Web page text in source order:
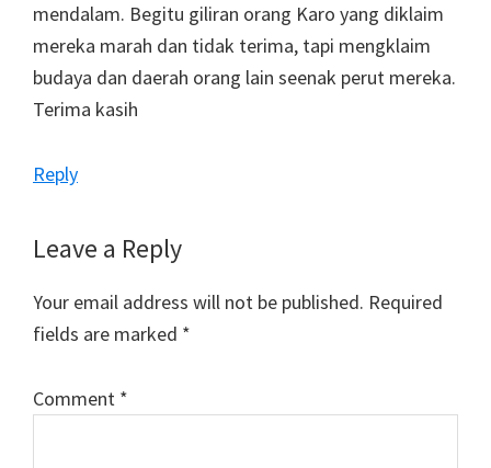
mendalam. Begitu giliran orang Karo yang diklaim
mereka marah dan tidak terima, tapi mengklaim
budaya dan daerah orang lain seenak perut mereka.
Terima kasih
Reply
Leave a Reply
Your email address will not be published. Required
fields are marked *
Comment *